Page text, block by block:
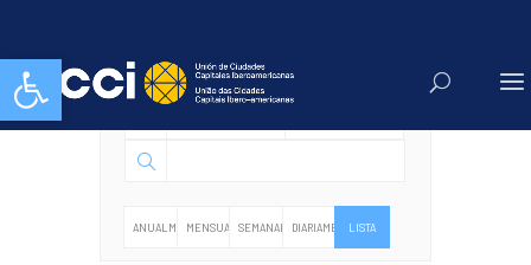
Abrir barra de herramientas
ANUALMENTEMENSUALMENTESEMANALMENTEDIARIAMENTELISTA